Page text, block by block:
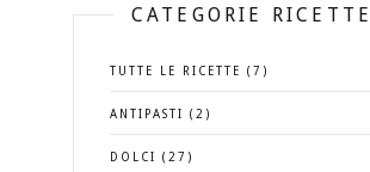
CATEGORIE RICETTE
TUTTE LE RICETTE (7)
ANTIPASTI (2)
DOLCI (27)